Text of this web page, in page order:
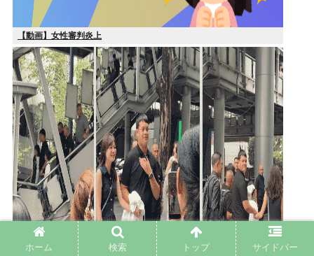
【動画】女性審判炎上
ホーム 検索 トップ サイドバー